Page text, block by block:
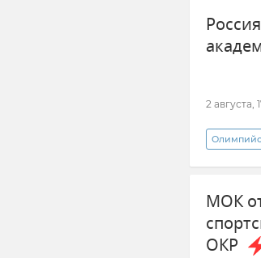
2 августа,
МОК
ОКР